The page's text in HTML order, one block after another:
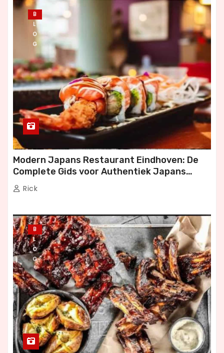
B
L
O
G
Modern Japans Restaurant Eindhoven: De
Complete Gids voor Authentiek Japans
Dineren
Rick
B
L
O
G